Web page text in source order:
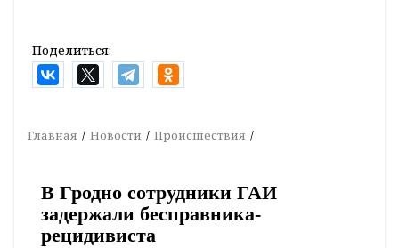
Поделиться:
Главная Новости Происшествия
В Гродно сотрудники ГАИ
задержали бесправника-
рецидивиста